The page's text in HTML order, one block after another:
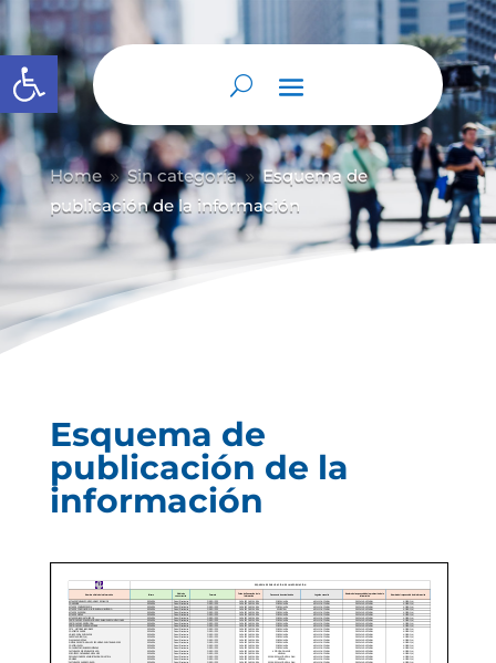
Abrir barra de herramientas
Home 9 Sin categoría 9 Esquema de
publicación de la información
Esquema de
publicación de la
información